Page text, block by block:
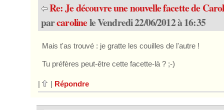
Re: Je découvre une nouvelle facette de
parcarolinele Vendredi 22/06/2012 à 16:35
Mais t'as trouvé : je gratte les couilles de l'autre !
Tu préfères peut-être cette facette-là ? ;-)
| | Répondre